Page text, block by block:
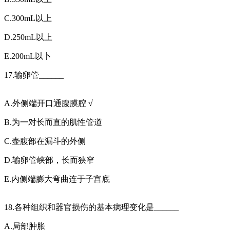
C.300mL以上
D.250mL以上
E.200mL以卜
17.输卵管______
A.外侧端开口通腹膜腔 √
B.为一对长而直的肌性管道
C.壶腹部在漏斗的外侧
D.输卵管峡部，长而狭窄
E.内侧端膨大弯曲连于子宫底
18.各种组织和器官损伤的基本病理变化是______
A.局部肿胀